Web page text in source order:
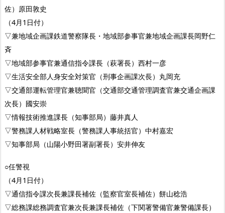
佐）原田敦史
（4月1日付）
▽兼地域企画課鉄道警察隊長・地域部参事官兼地域企画課長岡野仁
斉
▽地域部参事官兼通信指令課長（萩署長）西村一彦
▽生活安全部人身安全対策官（刑事企画課次長）丸岡充
▽交通部運転管理官兼聴聞官（交通部交通管理調査官兼交通企画課
次長）國安崇
▽情報技術推進課長（知事部局）藤井真人
▽警務課人材戦略室長（警務課人事統括官）中村嘉宏
▽知事部局（山陽小野田署副署長）安井伸友
○任警視
（4月1日付）
▽通信指令課次長兼課長補佐（監察官室長補佐）餅山稔浩
▽総務課総務調査官兼次長兼課長補佐（下関署警備官兼警備課長）